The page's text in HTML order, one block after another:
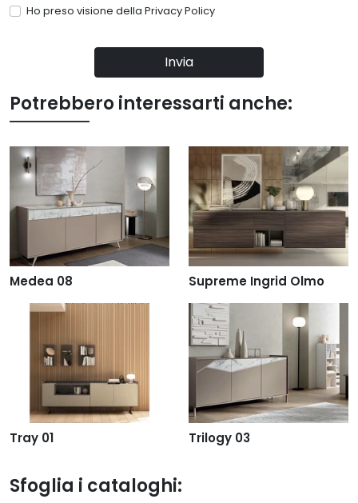
Ho preso visione della Privacy Policy
Invia
Potrebbero interessarti anche:
Medea 08 Supreme Ingrid Olmo
Tray 01 Trilogy 03
Sfoglia i cataloghi: